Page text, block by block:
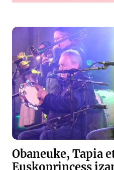
Obaneuke, Tapia